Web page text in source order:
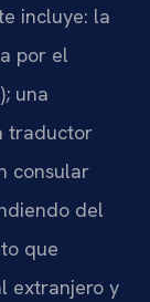
incluye: la
por el
una
traductor
consular
del
que
extranjero y